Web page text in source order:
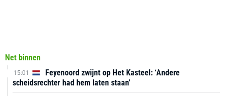
Net binnen
15:01
Feyenoord zwijnt op Het Kasteel: ‘Andere
scheidsrechter had hem laten staan’